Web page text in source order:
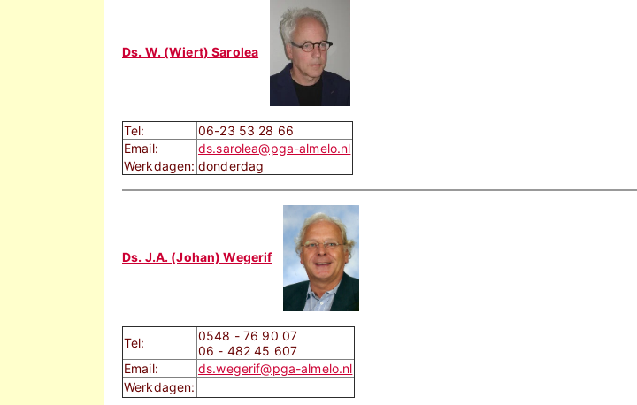
Ds. W. (Wiert) Sarolea
Tel:
06-23 53 28 66
Email:
ds.sarolea@pga-almelo.nl
Werkdagen: donderdag
Ds. J.A. (Johan) Wegerif
Tel:
0548 - 76 90 07
06 - 482 45 607
Email:
ds.wegerif@pga-almelo.nl
Werkdagen: